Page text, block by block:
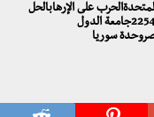
على الإرهابالحل
السياسيالشعب السوريالقاهرةالقرار 2254جامعة الدول
سوريا